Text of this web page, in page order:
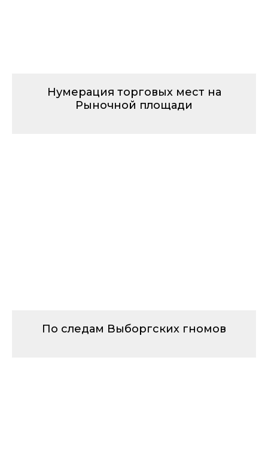
Нумерация торговых мест на
Рыночной площади
По следам Выборгских гномов